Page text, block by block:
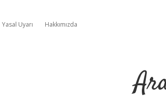
Yasal Uyarı Hakkımızda